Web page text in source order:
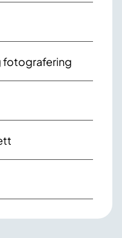
fotografering